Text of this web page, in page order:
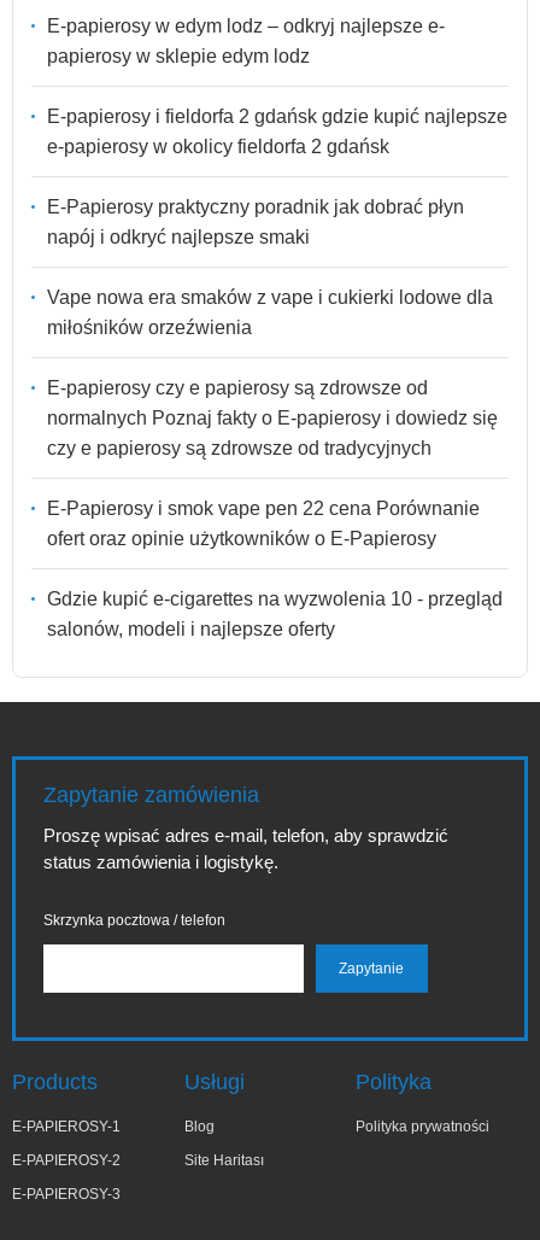
E-papierosy w edym lodz – odkryj najlepsze e-
papierosy w sklepie edym lodz
E-papierosy i fieldorfa 2 gdańsk gdzie kupić najlepsze
e-papierosy w okolicy fieldorfa 2 gdańsk
E-Papierosy praktyczny poradnik jak dobrać płyn
napój i odkryć najlepsze smaki
Vape nowa era smaków z vape i cukierki lodowe dla
miłośników orzeźwienia
E-papierosy czy e papierosy są zdrowsze od
normalnych Poznaj fakty o E-papierosy i dowiedz się
czy e papierosy są zdrowsze od tradycyjnych
E-Papierosy i smok vape pen 22 cena Porównanie
ofert oraz opinie użytkowników o E-Papierosy
Gdzie kupić e-cigarettes na wyzwolenia 10 - przegląd
salonów, modeli i najlepsze oferty
Zapytanie zamówienia
Proszę wpisać adres e-mail, telefon, aby sprawdzić
status zamówienia i logistykę.
Skrzynka pocztowa / telefon
Products
E-PAPIEROSY-1
E-PAPIEROSY-2
E-PAPIEROSY-3
Usługi
Blog
Site Haritası
Polityka
Polityka prywatności